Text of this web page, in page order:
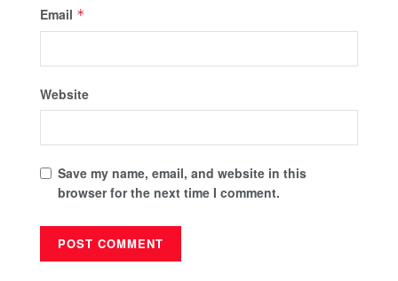
Email *
Website
Save my name, email, and website in this
browser for the next time I comment.